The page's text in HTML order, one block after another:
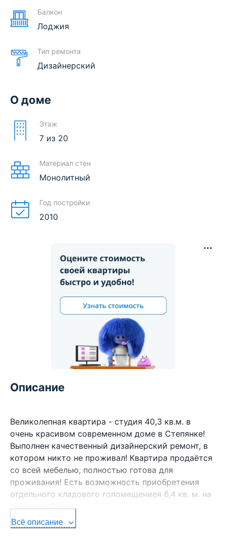
Балкон
Лоджия
Тип ремонта
Дизайнерский
О доме
Этаж
7 из 20
Материал стен
Монолитный
Год постройки
2010
Описание
Великолепная квартира - студия 40,3 кв.м. в
очень красивом современном доме в Степянке!
Выполнен качественный дизайнерский ремонт, в
котором никто не проживал! Квартира продаётся
со всей мебелью, полностью готова для
проживания! Есть возможность приобретения
отдельного кладового гопомещениея 6,4 кв. м. на
18 этаже! Прекрасное месторасположение, вся
инфраструктура! Экологически чистый район с
артезианской водой и красивой природой!
Всё описание